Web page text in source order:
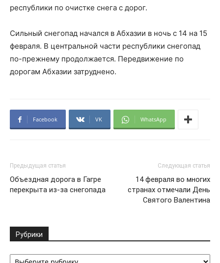
республики по очистке снега с дорог.
Сильный снегопад начался в Абхазии в ночь с 14 на 15
февраля. В центральной части республики снегопад
по-прежнему продолжается. Передвижение по
дорогам Абхазии затруднено.
Facebook VK WhatsApp
Предыдущая статья
Объездная дорога в Гагре
перекрыта из-за снегопада
Следующая статья
14 февраля во многих
странах отмечали День
Святого Валентина
Рубрики
Рубрики